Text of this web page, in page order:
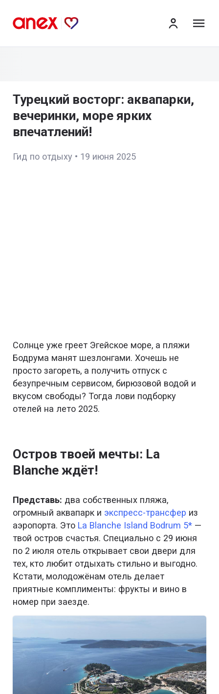
Турецкий восторг: аквапарки,
вечеринки, море ярких
впечатлений!
Гид по отдыху • 19 июня 2025
Солнце уже греет Эгейское море, а пляжи
Бодрума манят шезлонгами. Хочешь не
просто загореть, а получить отпуск с
безупречным сервисом, бирюзовой водой и
вкусом свободы? Тогда лови подборку
отелей на лето 2025.
Остров твоей мечты: La
Blanche ждёт!
Представь: два собственных пляжа,
огромный аквапарк и экспресс-трансфер из
аэропорта. Это La Blanche Island Bodrum 5* —
твой остров счастья. Специально с 29 июня
по 2 июля отель открывает свои двери для
тех, кто любит отдыхать стильно и выгодно.
Кстати, молодожёнам отель делает
приятные комплименты: фрукты и вино в
номер при заезде.